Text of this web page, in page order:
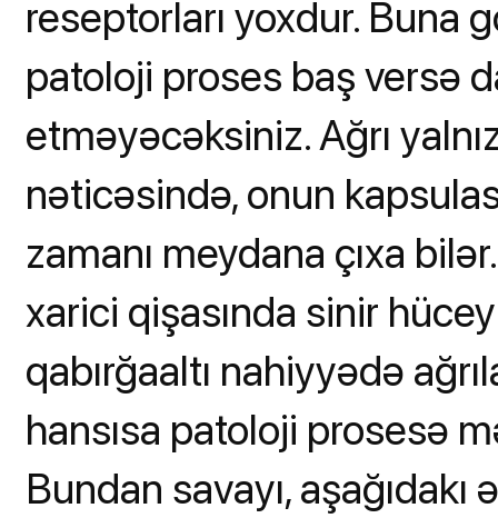
reseptorları yoxdur. Buna
patoloji proses baş versə
etməyəcəksiniz. Ağrı
nəticəsində, onun
zamanı meydana çıxa
xarici qişasında sinir
qabırğaaltı nahiyyədə
hansısa patoloji prosesə
Bundan savayı,